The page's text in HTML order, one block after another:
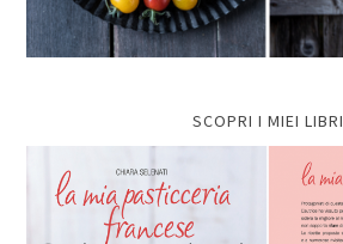
SCOPRI I MIEI LIBRI